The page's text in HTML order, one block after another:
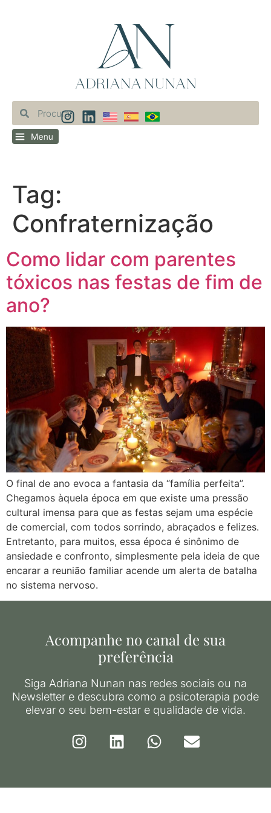
Tag:
Confraternização
Como lidar com parentes
tóxicos nas festas de fim de
ano?
O final de ano evoca a fantasia da “família perfeita”.
Chegamos àquela época em que existe uma pressão
cultural imensa para que as festas sejam uma espécie
de comercial, com todos sorrindo, abraçados e felizes.
Entretanto, para muitos, essa época é sinônimo de
ansiedade e confronto, simplesmente pela ideia de que
encarar a reunião familiar acende um alerta de batalha
no sistema nervoso.
Acompanhe no canal de sua
preferência
Siga Adriana Nunan nas redes sociais ou na
Newsletter e descubra como a psicoterapia pode
elevar o seu bem-estar e qualidade de vida.